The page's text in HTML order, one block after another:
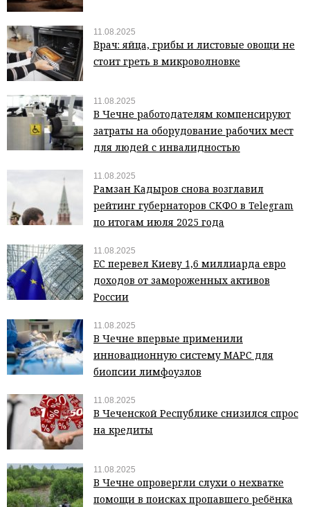
11.08.2025
Врач: яйца, грибы и листовые овощи не
стоит греть в микроволновке
11.08.2025
В Чечне работодателям компенсируют
затраты на оборудование рабочих мест
для людей с инвалидностью
11.08.2025
Рамзан Кадыров снова возглавил
рейтинг губернаторов СКФО в Telegram
по итогам июля 2025 года
11.08.2025
ЕС перевел Киеву 1,6 миллиарда евро
доходов от замороженных активов
России
11.08.2025
В Чечне впервые применили
инновационную систему МАРС для
биопсии лимфоузлов
11.08.2025
В Чеченской Республике снизился спрос
на кредиты
11.08.2025
В Чечне опровергли слухи о нехватке
помощи в поисках пропавшего ребёнка